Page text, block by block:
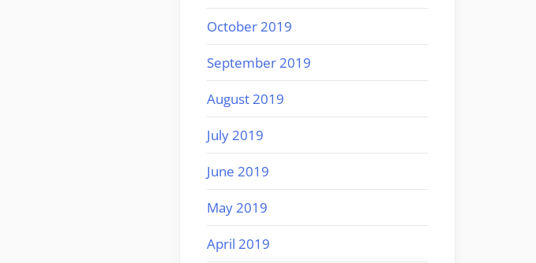
October 2019
September 2019
August 2019
July 2019
June 2019
May 2019
April 2019